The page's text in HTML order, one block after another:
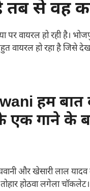
से वह
पर वायरल हो रही है।
वायरल हो रहा है जिसे
हम बात
एक गाने के
और खेसारी लाल
होठवा लगेला चॉकलेट।